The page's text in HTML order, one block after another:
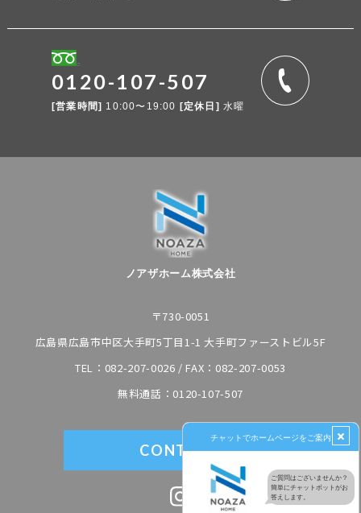
0120-107-507
[営業時間] 10:00〜19:00 [定休日] 水曜
ノアザホーム株式会社
〒730-0051
広島県広島市中区大手町5丁目1-1 大手町ファーストビル5F
TEL： 082-207-0026 / FAX：082-207-0053
無料通話： 0120-107-507
CONTACT